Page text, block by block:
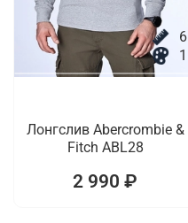
6
1
Лонгслив Abercrombie &
Fitch ABL28
2 990 ₽